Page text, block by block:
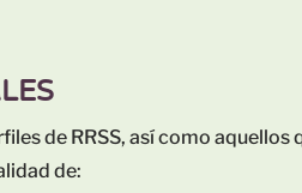
de RRSS, así como
de: